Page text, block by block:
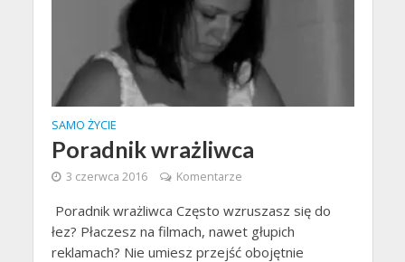
SAMO ŻYCIE
Poradnik wrażliwca
3 czerwca 2016 Komentarze
Poradnik wrażliwca Często wzruszasz się do
łez? Płaczesz na filmach, nawet głupich
reklamach? Nie umiesz przejść obojętnie